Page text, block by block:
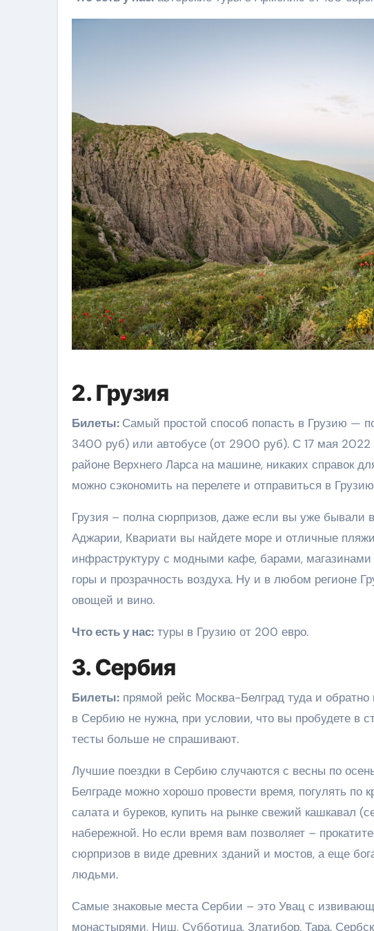
2. Грузия
Билеты: Самый простой способ попасть в Грузию —
3400 руб) или автобусе (от 2900 руб). С 17 мая 2022
районе Верхнего Ларса на машине, никаких справок
можно сэкономить на перелете и отправиться в
Грузия – полна сюрпризов, даже если вы уже бывали
Аджарии, Квариати вы найдете море и отличные
инфраструктуру с модными кафе, барами,
горы и прозрачность воздуха. Ну и в любом регионе
овощей и вино.
Что есть у нас: туры в Грузию от 200 евро.
3. Сербия
Билеты: прямой рейс Москва-Белград туда и
в Сербию не нужна, при условии, что вы пробудете в
тесты больше не спрашивают.
Лучшие поездки в Сербию случаются с весны по
Белграде можно хорошо провести время, погулять по
салата и буреков, купить на рынке свежий кашкавал
набережной. Но если время вам позволяет –
сюрпризов в виде древних зданий и мостов, а еще
людьми.
Самые знаковые места Сербии – это Увац с
монастырями, Ниш, Субботица, Златибор, Тара.